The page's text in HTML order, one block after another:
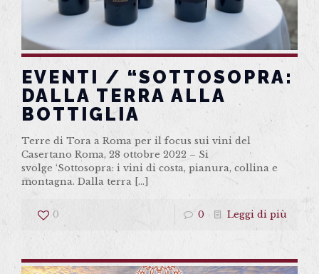
EVENTI / “SOTTOSOPRA:
DALLA TERRA ALLA
BOTTIGLIA
Terre di Tora a Roma per il focus sui vini del
Casertano Roma, 28 ottobre 2022 – Si
svolge ‘Sottosopra: i vini di costa, pianura, collina e
montagna. Dalla terra […]
0 0 Leggi di più